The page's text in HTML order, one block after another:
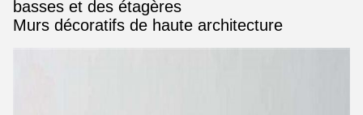
basses et des étagères
Murs décoratifs de haute architecture